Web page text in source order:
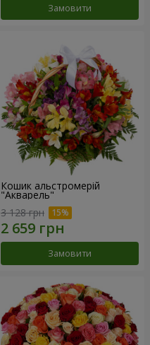
Замовити
Кошик альстромерій
"Акварель"
3 128 грн
Замовити